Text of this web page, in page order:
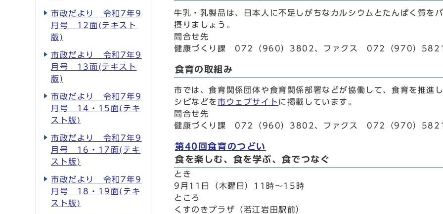
牛乳・乳製品は、日本人に不足しがちなカルシウムとたんぱく質を
摂りましょう。
問合せ先
健康づくり課 072（960）3802、ファクス 072（970）5821
食育の取組み
市では、食育関係団体や食育関係部署などが協働して、食育を推進
シピなどを市ウェブサイト に掲載しています。
問合せ先
健康づくり課 072（960）3802、ファクス 072（970）5821
第40回食育のつどい
食を楽しむ、食を学ぶ、食でつなぐ
とき
9月11日（木曜日）11時～15時
ところ
くすのきプラザ（若江岩田駅前）
市政だより 令和7年9
月号 12面(テキスト
版)
市政だより 令和7年9
月号 13面(テキスト
版)
市政だより 令和7年9
月号 14・15面(テキ
スト版)
市政だより 令和7年9
月号 16・17面(テキ
スト版)
市政だより 令和7年9
月号 18・19面(テキ
スト版)